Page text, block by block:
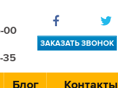
00
35
ЗАКАЗАТЬ ЗВОНОК
Блог Контакты